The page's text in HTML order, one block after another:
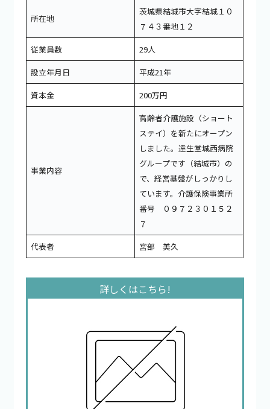
所在地
茨城県結城市大字結城１０
７４３番地１２
従業員数
29人
設立年月日
平成21年
資本金
200万円
事業内容
高齢者介護施設（ショート
ステイ）を新たにオープン
しました。達生堂城西病院
グループです（結城市）の
で、経営基盤がしっかりし
ています。介護保険事業所
番号 ０９７２３０１５２
７
代表者
宮部 美久